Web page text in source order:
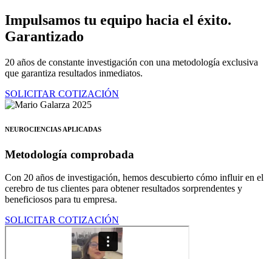
Ir
al
contenido
Impulsamos tu equipo hacia el éxito.
Garantizado
20 años de constante investigación con una metodología exclusiva
que garantiza resultados inmediatos.
SOLICITAR COTIZACIÓN
NEUROCIENCIAS APLICADAS
Metodología comprobada
Con 20 años de investigación, hemos descubierto cómo influir en el
cerebro de tus clientes para obtener resultados sorprendentes y
beneficiosos para tu empresa.
SOLICITAR COTIZACIÓN